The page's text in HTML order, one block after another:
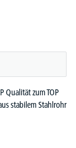
Qualität zum TOP
stabilem Stahlrohr